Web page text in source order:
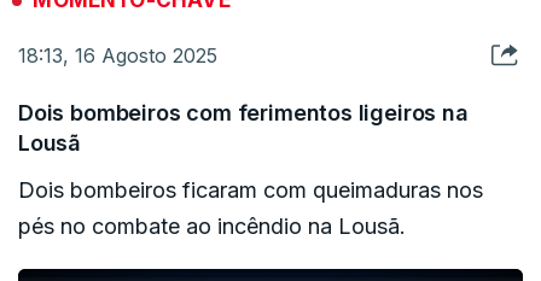
incêndio que durante vários dias atingiu o
concelho de Trancoso.
O presidente da Câmara de Trancoso, Amílcar
Salvador explicou ainda que no concelho já não
18:13, 16 Agosto 2025
Dois bombeiros com ferimentos ligeiros na
Lousã
Dois bombeiros ficaram com queimaduras nos
pés no combate ao incêndio na Lousã.